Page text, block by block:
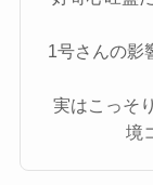
1号さんの影
実はこっそ
境